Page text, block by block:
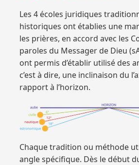
Les 4 écoles juridiques
historiques ont établies une
les prières, en accord avec les
paroles du Messager de Dieu
ont permis d’établir utilisé des
c’est à dire, une inclinaison du
rapport à l’horizon.
Chaque tradition ou méthode
angle spécifique. Dès le début